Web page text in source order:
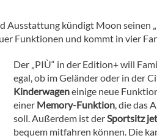
kündigt Moon seinen
Funktionen und kommt in vier
Der „PIÙ“ in der Edition+ will
egal, ob im Geländer oder in der
Kinderwageneinige neue
einer Memory-Funktion, die das
soll. Außerdem ist derSportsitz
bequem mitfahren können. Die